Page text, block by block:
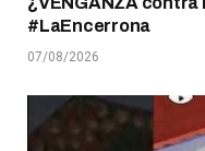
#LaEncerrona
07/08/2026